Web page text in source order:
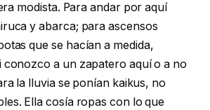
modista. Para andar por aquí
y abarca; para ascensos
que se hacían a medida,
conozco a un zapatero aquí o a no
la lluvia se ponían kaikus, no
Ella cosía ropas con lo que